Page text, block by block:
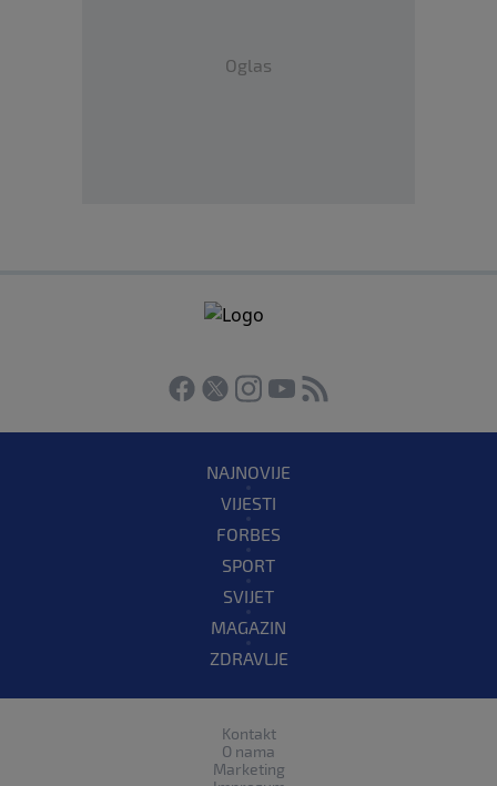
Oglas
NAJNOVIJE
VIJESTI
FORBES
SPORT
SVIJET
MAGAZIN
ZDRAVLJE
Kontakt
O nama
Marketing